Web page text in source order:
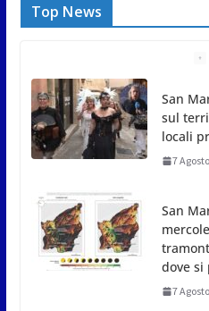
Top News
San
sul
locali
7
San
dove si
7